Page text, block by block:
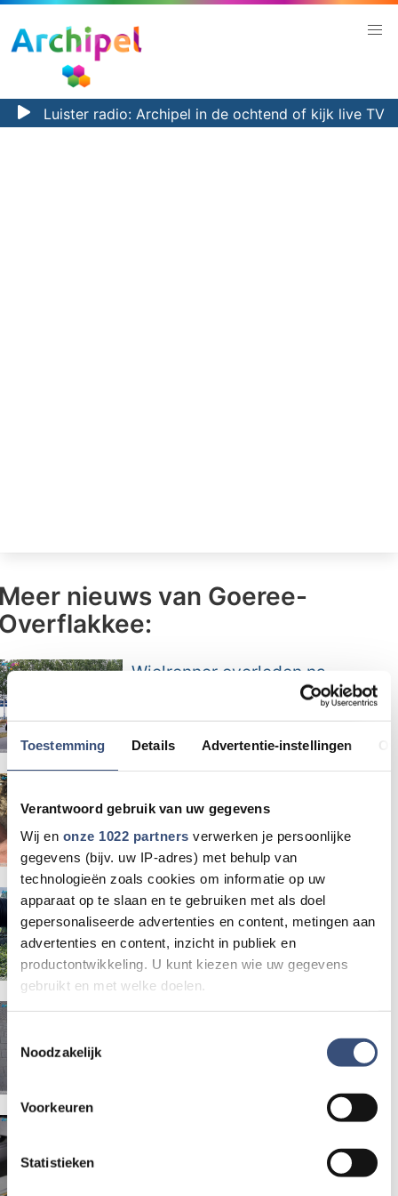
Toestemming Details Advertentie-instellingen
Verantwoord gebruik van uw gegevens
Wij en onze 1022 partners verwerken je persoonlijke
gegevens (bijv. uw IP-adres) met behulp van
technologieën zoals cookies om informatie op uw
apparaat op te slaan en te gebruiken met als doel
gepersonaliseerde advertenties en content, metingen aan
advertenties en content, inzicht in publiek en
productontwikkeling. U kunt kiezen wie uw gegevens
gebruikt en met welke doelen.
Informatie verzamelen over uw geografische locatie,
Uw apparaat identificeren door het actief te scannen
op specifieke eigenschappen (fingerprinting)
verwerkt en stel uw voorkeuren in het
detailgedeelte in.
Noodzakelijk
Voorkeuren
Statistieken
Luister radio: Archipel in de ochtend of kijk live TV
nieuws van Goeree-
Wielrenner overleden na
onwelwording bij Den Bommel
in Kwade Hoek, maar lokale
opruimers zijn kritisch
Terwijl Nederland snakt naar
water, sproeit Eric 60.000 liter
per uur over zijn akker
Politie zoekt daders van
Eigen bijdrage Wmo-regiotaxi
stijgt met ruim 50 procent